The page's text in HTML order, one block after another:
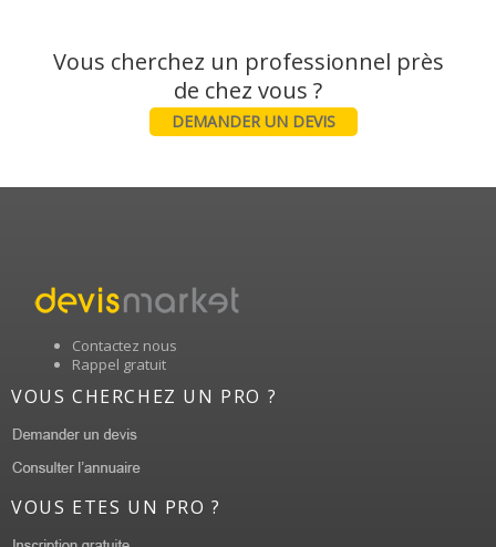
Vous cherchez un professionnel près
DEMANDER UN DEVIS
Contactez nous
Rappel gratuit
VOUS CHERCHEZ UN PRO ?
VOUS ETES UN PRO ?